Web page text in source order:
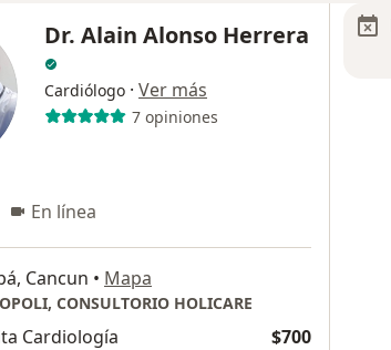
Dr. Alain Alonso Herrera
Cardiólogo · Ver más
7 opiniones
En línea
Cancun • Mapa
CONSULTORIO HOLICARE
Cardiología $700